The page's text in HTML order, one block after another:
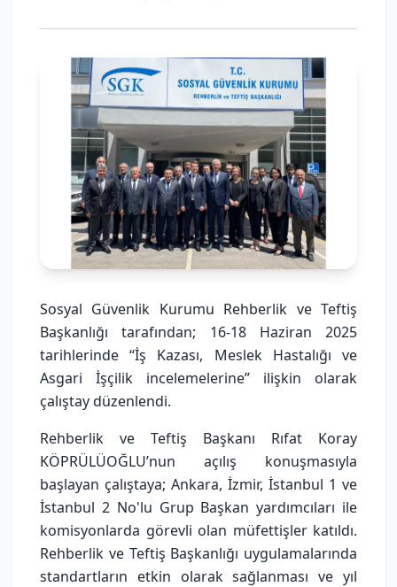
Sosyal Güvenlik Kurumu Rehberlik ve Teftiş
Başkanlığı tarafından; 16-18 Haziran 2025
tarihlerinde “İş Kazası, Meslek Hastalığı ve
Asgari İşçilik incelemelerine” ilişkin olarak
çalıştay düzenlendi.
Rehberlik ve Teftiş Başkanı Rıfat Koray
KÖPRÜLÜOĞLU’nun açılış konuşmasıyla
başlayan çalıştaya; Ankara, İzmir, İstanbul 1 ve
İstanbul 2 No'lu Grup Başkan yardımcıları ile
komisyonlarda görevli olan müfettişler katıldı.
Rehberlik ve Teftiş Başkanlığı uygulamalarında
standartların etkin olarak sağlanması ve yıl